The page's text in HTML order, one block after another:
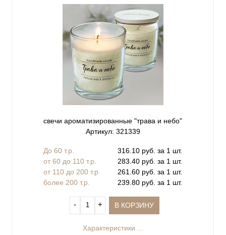
свечи ароматизированные "трава и небо"
Артикул: 321339
До 60 т.р.
316.10 руб. за 1 шт.
от 60 до 110 т.р.
283.40 руб. за 1 шт.
от 110 до 200 т.р
261.60 руб. за 1 шт.
более 200 т.р.
239.80 руб. за 1 шт.
‐ + В КОРЗИНУ
Характеристики ...